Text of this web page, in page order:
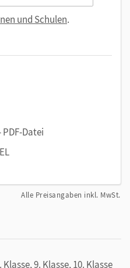
und Schulen.
PDF-Datei
Alle Preisangaben inkl. MwSt.
9. Klasse, 10. Klasse